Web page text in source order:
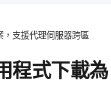
支援代理伺服器跨區
程式下載為